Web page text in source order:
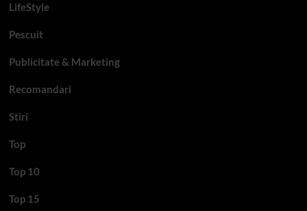
LifeStyle
Pescuit
Publicitate & Marketing
Recomandari
Stiri
Top
Top 10
Top 15